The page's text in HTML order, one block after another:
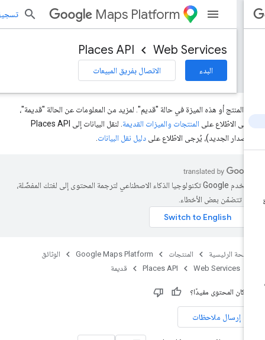
Maps Platform تسجيل
Web Services
Places API
الاتصال بفريق المبيعات
المنتج أو هذه الميزة في حالة "قديم". لمزيد من المعلومات عن الحالة "قديمة"،
الاطّلاع على المنتجات والميزات القديمة
. لنقل البيانات إلى Places API
الجديد)، يُرجى الاطّلاع على دليل نقل البيانات.
تستخدم Google تكنولوجيا الذكاء الاصطناعي لترجمة المحتوى إلى لغتك المفضّلة،
تتضمّن بعض الأخطاء.
الرئيسية المنتجات Google Maps Platform
الوثائق
Web Services
Places API قديمة
كان المحتوى مفيدًا؟
إرسال ملاحظات